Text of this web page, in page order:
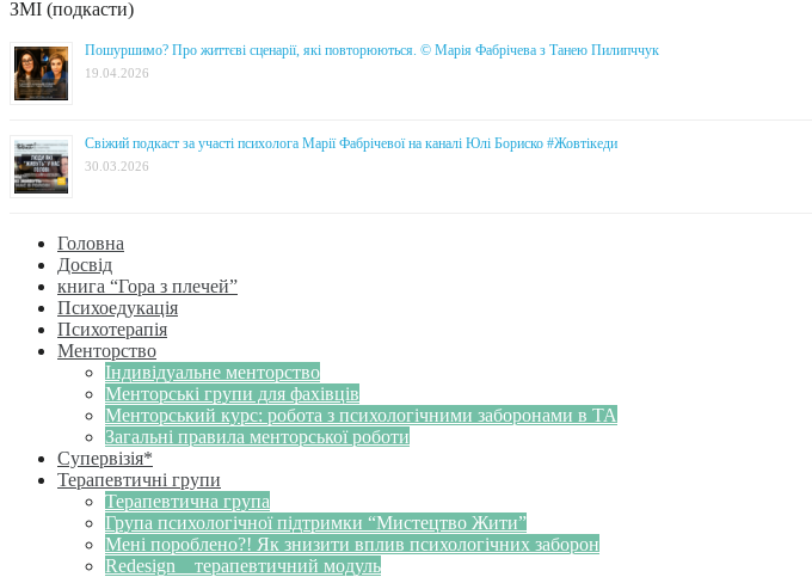
ЗМІ (подкасти)
Пошуршимо? Про життєві сценарії, які повторюються. © Марія Фабрічева з Танею Пилипччук
19.04.2026
Свіжий подкаст за участі психолога Марії Фабрічевої на каналі Юлі Бориско #Жовтікеди
30.03.2026
Головна
Досвід
книга “Гора з плечей”
Психоедукація
Психотерапія
Менторство
Індивідуальне менторство
Менторські групи для фахівців
Менторський курс: робота з психологічними заборонами в ТА
Загальні правила менторської роботи
Супервізія*
Терапевтичні групи
Терапевтична група
Група психологічної підтримки “Мистецтво Жити”
Мені пороблено?! Як знизити вплив психологічних заборон
Redesign _ терапевтичний модуль